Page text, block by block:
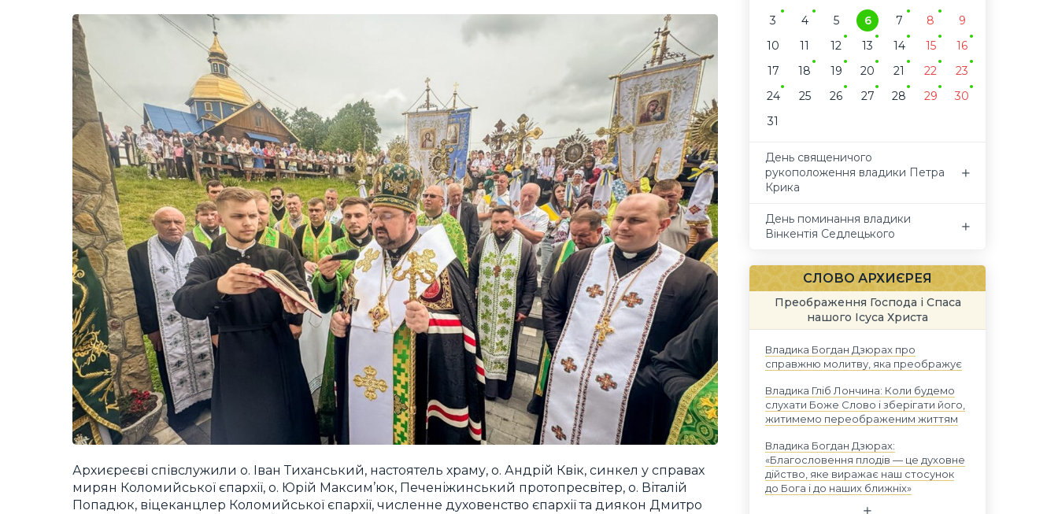
Архиєреєві співслужили о. Іван Тиханський, настоятель храму, о. Андрій Квік, синкел у справах
мирян Коломийської єпархії, о. Юрій Максим’юк, Печеніжинський протопресвітер, о. Віталій
Попадюк, віцеканцлер Коломийської єпархії, численне духовенство єпархії та диякон Дмитро
3
4 5 6 7 8
9
10
11 12 13 14 15
16
17
18 19 20 21 22
23
24
25 26 27 28 29
30
31
День священичого
рукоположення владики Петра
Крика
День поминання владики
Вінкентія Седлецького
СЛОВО АРХИЄРЕЯ
Преображення Господа і Спаса
нашого Ісуса Христа
Владика Богдан Дзюрах про
справжню молитву, яка преображує
Владика Гліб Лончина: Коли будемо
слухати Боже Слово і зберігати його,
житимемо переображеним життям
Владика Богдан Дзюрах:
«Благословення плодів — це духовне
дійство, яке виражає наш стосунок
до Бога і до наших ближніх»